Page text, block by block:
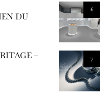
6
DU
7
–